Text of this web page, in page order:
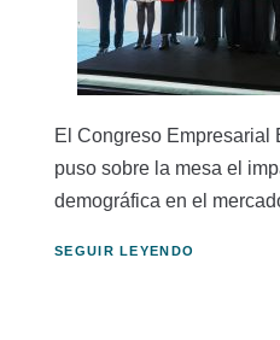
El Congreso Empresarial
puso sobre la mesa el
demográfica en el
SEGUIR LEYENDO